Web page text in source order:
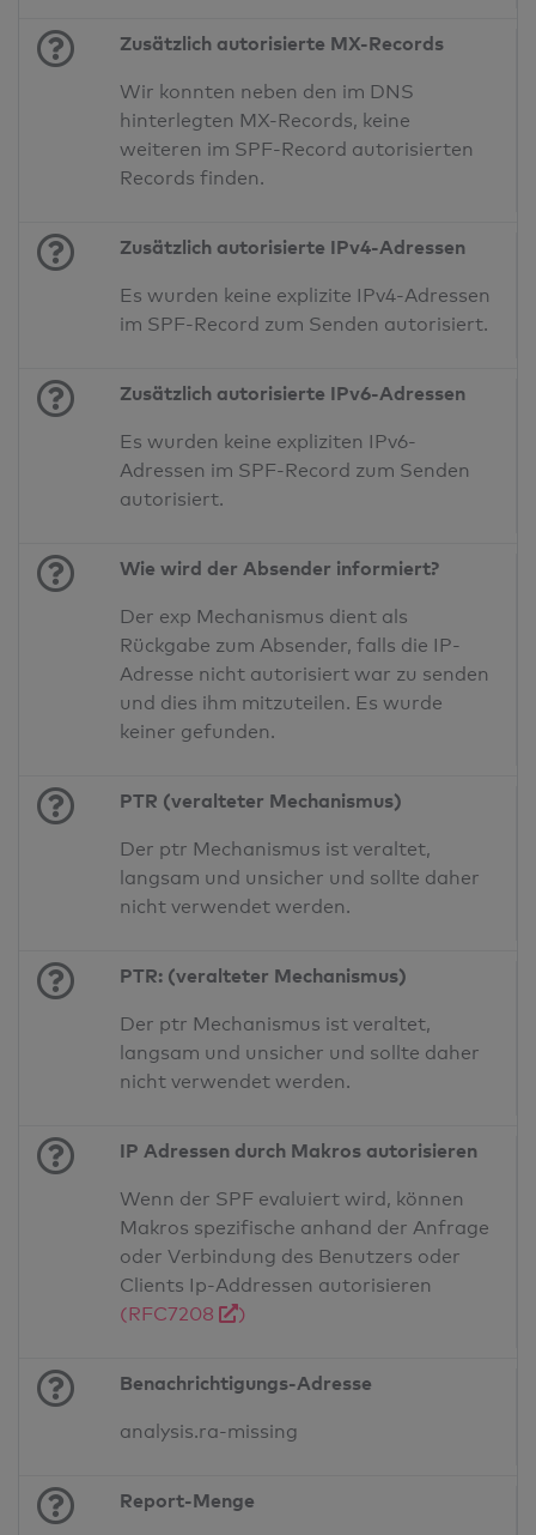
Zusätzlich autorisierte MX-Records
Wir konnten neben den im DNS
hinterlegten MX-Records, keine
weiteren im SPF-Record autorisierten
Records finden.
Zusätzlich autorisierte IPv4-Adressen
Es wurden keine explizite IPv4-Adressen
im SPF-Record zum Senden autorisiert.
Zusätzlich autorisierte IPv6-Adressen
Es wurden keine expliziten IPv6-
Adressen im SPF-Record zum Senden
autorisiert.
Wie wird der Absender informiert?
Der exp Mechanismus dient als
Rückgabe zum Absender, falls die IP-
Adresse nicht autorisiert war zu senden
und dies ihm mitzuteilen. Es wurde
keiner gefunden.
PTR (veralteter Mechanismus)
Der ptr Mechanismus ist veraltet,
langsam und unsicher und sollte daher
nicht verwendet werden.
PTR: (veralteter Mechanismus)
Der ptr Mechanismus ist veraltet,
langsam und unsicher und sollte daher
nicht verwendet werden.
IP Adressen durch Makros autorisieren
Wenn der SPF evaluiert wird, können
Makros spezifische anhand der Anfrage
oder Verbindung des Benutzers oder
Clients Ip-Addressen autorisieren
(RFC7208
)
Benachrichtigungs-Adresse
analysis.ra-missing
Report-Menge